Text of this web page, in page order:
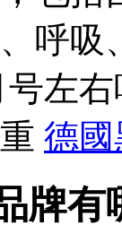
呼
左
德
牌